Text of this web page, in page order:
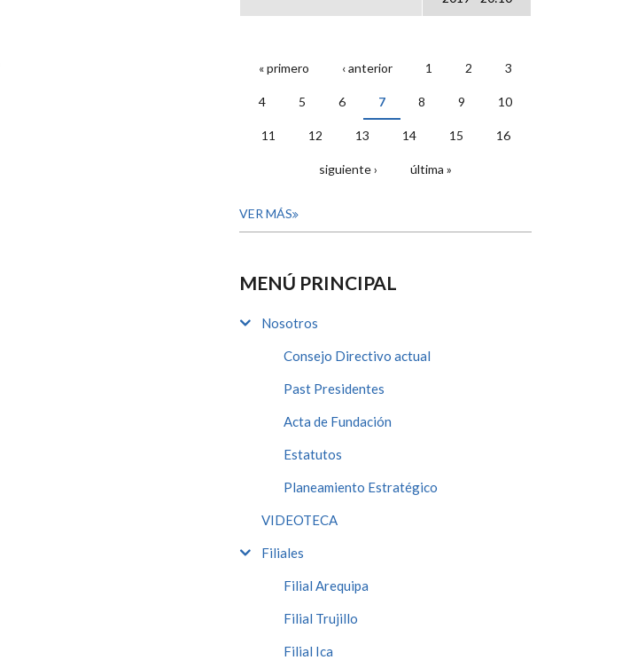
PÁGINAS
« primero ‹ anterior 1 2 3
4 5 6 7 8 9 10
11 12 13 14 15 16
siguiente › última »
VER MÁS
MENÚ PRINCIPAL
Nosotros
Consejo Directivo actual
Past Presidentes
Acta de Fundación
Estatutos
Planeamiento Estratégico
VIDEOTECA
Filiales
Filial Arequipa
Filial Trujillo
Filial Ica